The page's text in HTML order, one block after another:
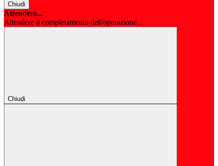
Chiudi
Attendere...
Attendere il completamento dell'operazione...
Chiudi